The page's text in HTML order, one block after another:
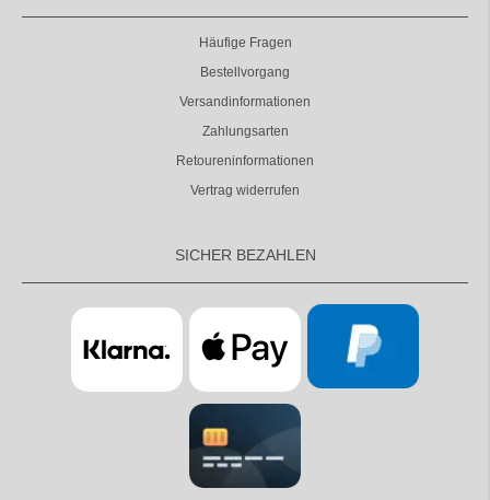
Häufige Fragen
Bestellvorgang
Versandinformationen
Zahlungsarten
Retoureninformationen
Vertrag widerrufen
SICHER BEZAHLEN